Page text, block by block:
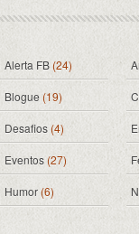
Alerta FB(24)
Blogue (19)
Desafios (4)
Eventos(27)
Humor(6)